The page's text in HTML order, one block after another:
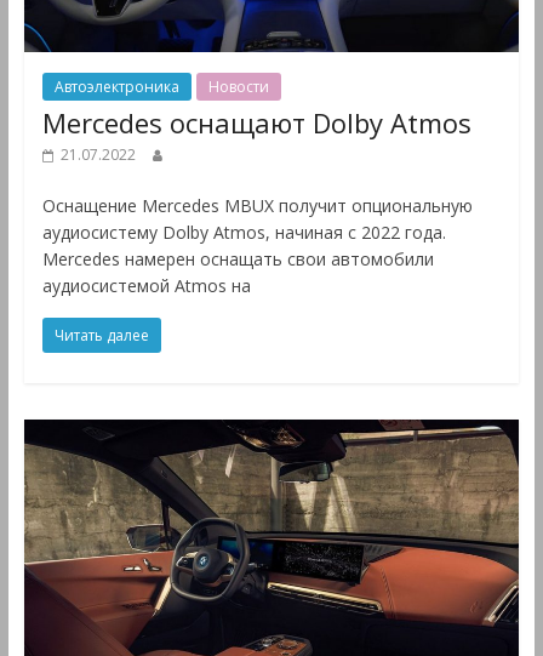
Автоэлектроника Новости
Mercedes оснащают Dolby Atmos
21.07.2022
Оснащение Mercedes MBUX получит опциональную
аудиосистему Dolby Atmos, начиная с 2022 года.
Mercedes намерен оснащать свои автомобили
аудиосистемой Atmos на
Читать далее